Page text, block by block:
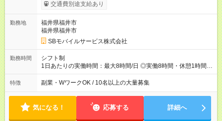
交通費別途支給あり
勤務地
福井県福井市
福井県福井市
SBモバイルサービス株式会社
勤務時間
シフト制
1日あたりの実働時間：最大8時間/日 ◎実働8時間・休憩1時間 ◎
残業は月平均5時間程度です
特徴 副業・WワークOK / 10名以上の大量募集
気になる！ 応募する 詳細へ